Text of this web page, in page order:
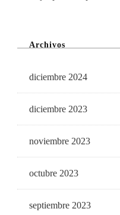
Archivos
diciembre 2024
diciembre 2023
noviembre 2023
octubre 2023
septiembre 2023